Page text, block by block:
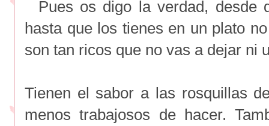
Pues os digo la verdad, desde
hasta que los tienes en un plato
son tan ricos que no vas a dejar ni
Tienen el sabor a las rosquillas
menos trabajosos de hacer.